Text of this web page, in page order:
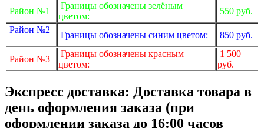
Район №1
Границы обозначены зелёным
цветом:
550 руб.
Район №2
Границы обозначены синим цветом: 850 руб.
Район №3
Границы обозначены красным
цветом:
1 500
руб.
Экспресс доставка: Доставка товара в
день оформления заказа (при
оформлении заказа до 16:00 часов